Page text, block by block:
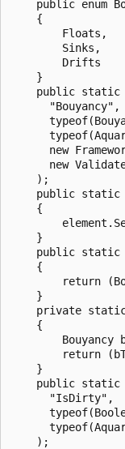
public enum
    {
        Floats,
        Sinks,
        Drifts
    }
public static
      "Bouyancy",
new
new
    );
public static
    {
    }
public static
    {
return
    }
private
    {
Bouyancy
return
    }
public static
      "IsDirty",
    );